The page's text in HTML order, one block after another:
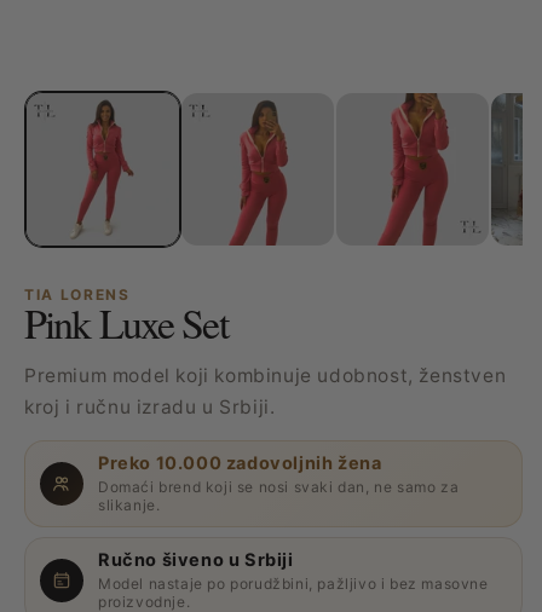
TIA LORENS
Pink Luxe Set
Premium model koji kombinuje udobnost, ženstven
kroj i ručnu izradu u Srbiji.
Preko 10.000 zadovoljnih žena
Domaći brend koji se nosi svaki dan, ne samo za
slikanje.
Ručno šiveno u Srbiji
Model nastaje po porudžbini, pažljivo i bez masovne
proizvodnje.